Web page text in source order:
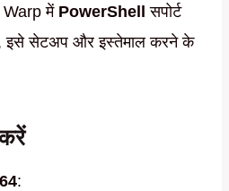
Warp में PowerShell सपोर्ट
इसे सेटअप और इस्तेमाल करने के
: